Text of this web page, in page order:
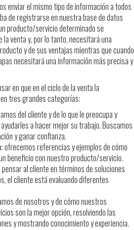
enviar el mismo tipo de información a todos
de registrarse en nuestra base de datos
producto/servicio determinado se
venta y, por lo tanto, necesitará una
y de sus ventajas mientras que cuando
necesitará una información más precisa y
en que en el ciclo de la venta la
tres grandes categorías:
del cliente y de lo que le preocupa y
a hacer mejor su trabajo. Buscamos
y ganar confianza.
ofrecemos referencias y ejemplos de cómo
beneficio con nuestro producto/servicio.
al cliente en términos de soluciones
el cliente está evaluando diferentes
de nosotros y de cómo nuestros
son la mejor opción, resolviendo las
y mostrando conocimiento y experiencia.